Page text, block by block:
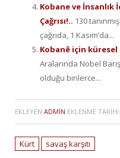
Kobane ve İnsanlık
Çağrısı!.. 130
çağrıda, 1 Kasım’da...
Kobanê için küresel
Aralarında Nobel
olduğu binlerce...
EKLEYEN ADMIN EKLENME TARIHI:
Kürt savaş karşıtı